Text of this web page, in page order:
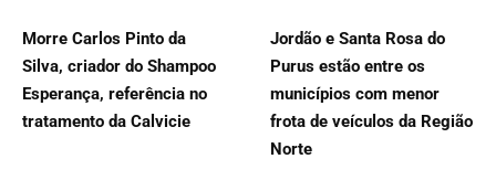
Morre Carlos Pinto da
Silva, criador do Shampoo
Esperança, referência no
tratamento da Calvicie
Jordão e Santa Rosa do
Purus estão entre os
municípios com menor
frota de veículos da Região
Norte